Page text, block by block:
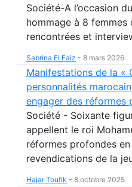
Société-A l’occasion
hommage à 8 femmes
rencontrées et
Sabrina El Faiz - 8 mars 2026
Manifestations de la «
personnalités
engager des réformes
Société - Soixante
appellent le roi
réformes profondes
revendications de la
Hajar Toufik - 8 octobre 2025